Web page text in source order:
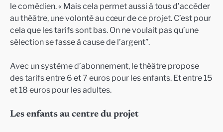
le comédien. « Mais cela permet aussi à tous d’accéder
au théâtre, une volonté au cœur de ce projet. C’est pour
cela que les tarifs sont bas. On ne voulait pas qu’une
sélection se fasse à cause de l’argent”.
Avec un système d’abonnement, le théâtre propose
des tarifs entre 6 et 7 euros pour les enfants. Et entre 15
et 18 euros pour les adultes.
Les enfants au centre du projet